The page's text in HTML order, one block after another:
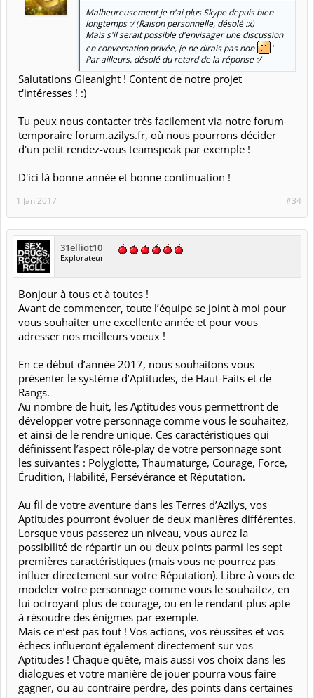
Malheureusement je n'ai plus Skype depuis bien
longtemps :/ (Raison personnelle, désolé :x)
Mais s'il serait possible d'envisager une discussion
en conversation privée, je ne dirais pas non
'
Par ailleurs, désolé du retard de la réponse :/
Salutations Gleanight ! Content de notre projet
t'intéresses ! :)
Tu peux nous contacter très facilement via notre forum
temporaire forum.azilys.fr, où nous pourrons décider
d'un petit rendez-vous teamspeak par exemple !
D'ici là bonne année et bonne continuation !
#34
1 Jan 2017
31elliot10
Explorateur
Bonjour à tous et à toutes !
Avant de commencer, toute l’équipe se joint à moi pour
vous souhaiter une excellente année et pour vous
adresser nos meilleurs voeux !
En ce début d’année 2017, nous souhaitons vous
présenter le système d’Aptitudes, de Haut-Faits et de
Rangs.
Au nombre de huit, les Aptitudes vous permettront de
développer votre personnage comme vous le souhaitez,
et ainsi de le rendre unique. Ces caractéristiques qui
définissent l’aspect rôle-play de votre personnage sont
les suivantes : Polyglotte, Thaumaturge, Courage, Force,
Érudition, Habilité, Persévérance et Réputation.
Au fil de votre aventure dans les Terres d’Azilys, vos
Aptitudes pourront évoluer de deux manières différentes.
Lorsque vous passerez un niveau, vous aurez la
possibilité de répartir un ou deux points parmi les sept
premières caractéristiques (mais vous ne pourrez pas
influer directement sur votre Réputation). Libre à vous de
modeler votre personnage comme vous le souhaitez, en
lui octroyant plus de courage, ou en le rendant plus apte
à résoudre des énigmes par exemple.
Mais ce n’est pas tout ! Vos actions, vos réussites et vos
échecs influeront également directement sur vos
Aptitudes ! Chaque quête, mais aussi vos choix dans les
dialogues et votre manière de jouer pourra vous faire
gagner, ou au contraire perdre, des points dans certaines